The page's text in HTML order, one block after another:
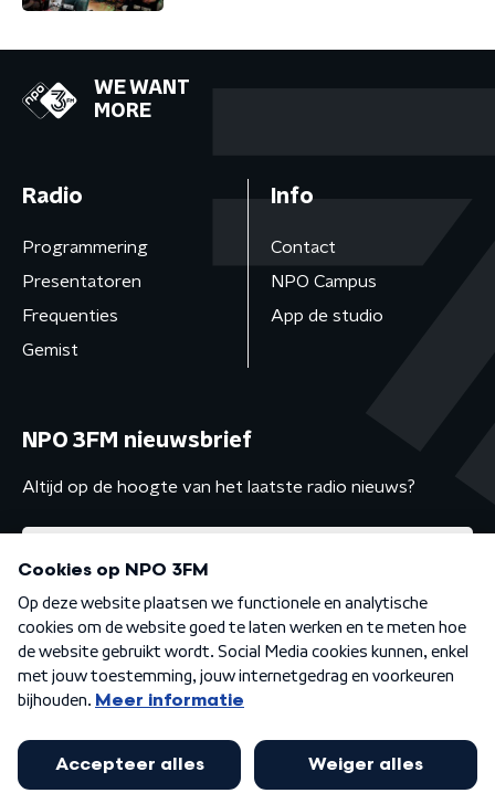
WE WANT
MORE
Radio
Programmering
Presentatoren
Frequenties
Gemist
Info
Contact
NPO Campus
App de studio
NPO 3FM nieuwsbrief
Altijd op de hoogte van het laatste radio nieuws?
Algemene voorwaarden Privacybeleid